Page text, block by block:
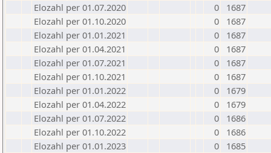
Elozahl per 01.07.2020
0
1687
Elozahl per 01.10.2020
0
1687
Elozahl per 01.01.2021
0
1687
Elozahl per 01.04.2021
0
1687
Elozahl per 01.07.2021
0
1687
Elozahl per 01.10.2021
0
1687
Elozahl per 01.01.2022
0
1679
Elozahl per 01.04.2022
0
1679
Elozahl per 01.07.2022
0
1686
Elozahl per 01.10.2022
0
1686
Elozahl per 01.01.2023
0
1685